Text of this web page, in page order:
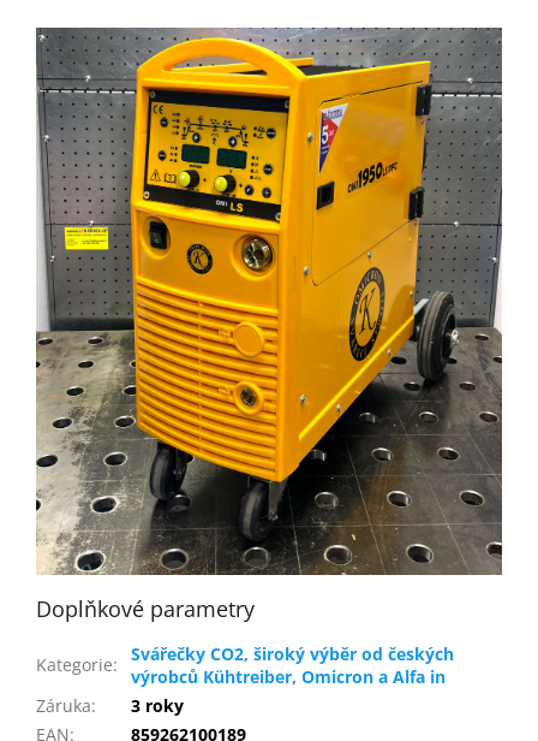
Doplňkové parametry
Kategorie:
Svářečky CO2, široký výběr od českých
výrobců Kühtreiber, Omicron a Alfa in
Záruka:
3 roky
EAN:
859262100189